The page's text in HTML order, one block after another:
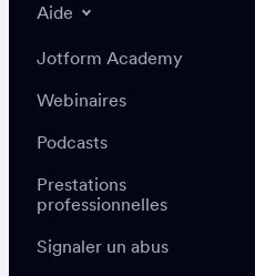
Aide
Jotform Academy
Webinaires
Podcasts
Prestations
professionnelles
Signaler un abus